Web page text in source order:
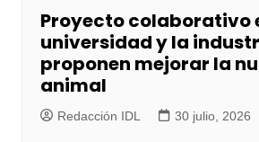
Proyecto colaborativo
universidad y la
proponen mejorar la
animal
Redacción IDL 30 julio, 2026